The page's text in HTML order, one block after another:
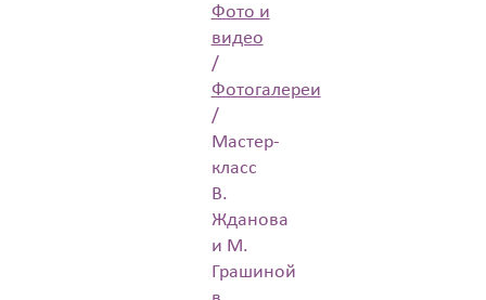
Фото и
видео
/
Фотогалереи
/
Мастер-
класс
В.
Жданова
и М.
Грашиной